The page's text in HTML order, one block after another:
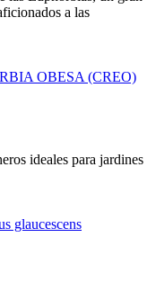
a las
OBESA (CREO)
ideales para jardines
glaucescens